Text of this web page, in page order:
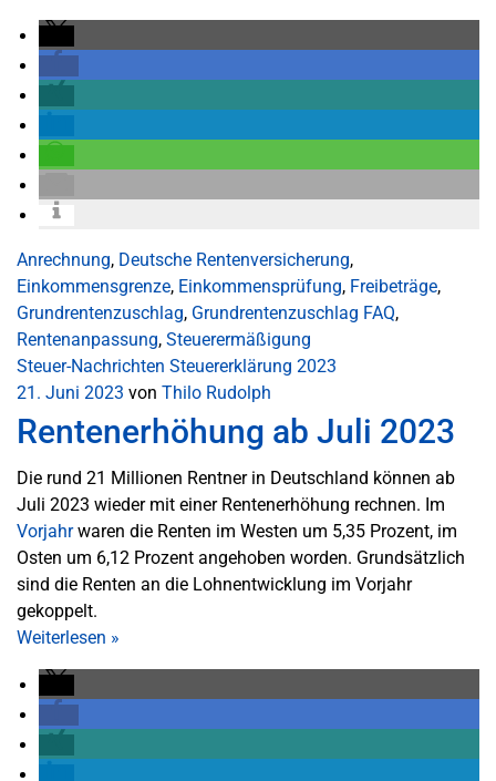
Anrechnung, Deutsche Rentenversicherung,
Einkommensgrenze, Einkommensprüfung, Freibeträge,
Grundrentenzuschlag, Grundrentenzuschlag FAQ,
Rentenanpassung, Steuerermäßigung
Steuer-Nachrichten Steuererklärung 2023
21. Juni 2023 von Thilo Rudolph
Rentenerhöhung ab Juli 2023
Die rund 21 Millionen Rentner in Deutschland können ab
Juli 2023 wieder mit einer Rentenerhöhung rechnen. Im
Vorjahrwaren die Renten im Westen um 5,35 Prozent, im
Osten um 6,12 Prozent angehoben worden. Grundsätzlich
sind die Renten an die Lohnentwicklung im Vorjahr
gekoppelt.
Weiterlesen »